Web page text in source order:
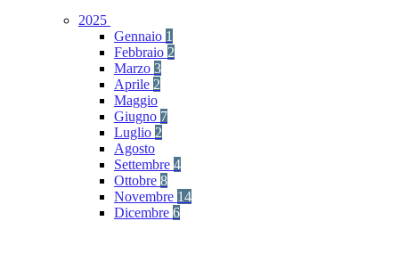
2025
Gennaio 1
Febbraio 2
Marzo 3
Aprile 2
Maggio
Giugno 7
Luglio 2
Agosto
Settembre 4
Ottobre 8
Novembre 14
Dicembre 6